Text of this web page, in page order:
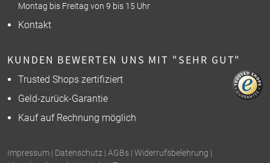
Montag bis Freitag von 9 bis 15 Uhr
Kontakt
KUNDEN BEWERTEN UNS MIT "SEHR GUT"
Trusted Shops zertifiziert
Geld-zurück-Garantie
Kauf auf Rechnung möglich
Impressum | Datenschutz | AGBs | Widerrufsbelehrung |